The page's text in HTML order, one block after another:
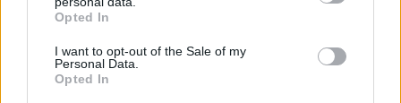
grant or deny consent to Google and its third-party tags to
use your data for below specified purposes in below Google
consent section.
Opted In
I want to opt-out of the Sale of my
Personal Data.
Opted In